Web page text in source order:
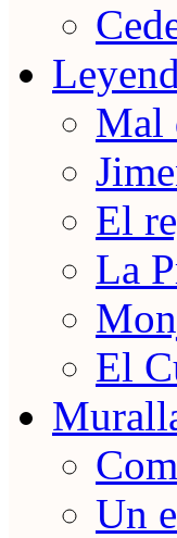
Mal
El
La
El
Un